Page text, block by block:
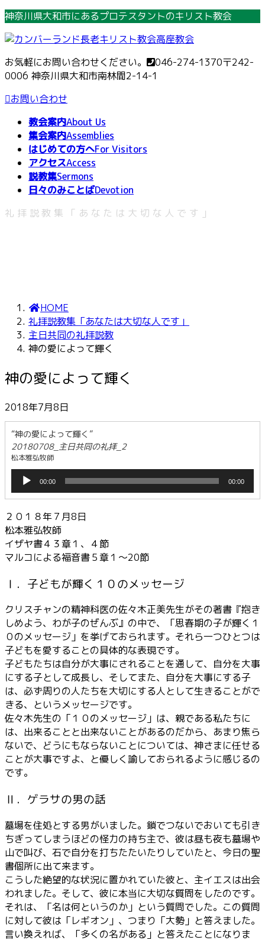
コ
テ
ン
ツ
へ
ス
ナ
ゲ
ー
シ
ョ
ン
神奈川県大和市にあるプロテスタントのキリスト教会
お気軽にお問い合わせください。 046-274-1370〒242-
0006 神奈川県大和市南林間2-14-1
お問い合わせ
教会案内About Us
集会案内Assemblies
はじめての方へFor Visitors
アクセスAccess
説教集Sermons
日々のみことばDevotion
礼拝説教集「あなたは大切な人です」
HOME
礼拝説教集「あなたは大切な人です」
主日共同の礼拝説教
神の愛によって輝く
神の愛によって輝く
2018年7月8日
“神の愛によって輝く”
20180708_主日共同の礼拝_2
松本雅弘牧師
プ
レ
ー
ヤ
ー
00:00 00:00
２０１８年７月8日
松本雅弘牧師
イザヤ書４３章１、４節
マルコによる福音書５章１～20節
Ⅰ．子どもが輝く１０のメッセージ
クリスチャンの精神科医の佐々木正美先生がその著書『抱き
しめよう、わが子のぜんぶ』の中で、「思春期の子が輝く１
０のメッセージ」を挙げておられます。それら一つひとつは
子どもを愛することの具体的な表現です。
子どもたちは自分が大事にされることを通して、自分を大事
にする子として成長し、そしてまた、自分を大事にする子
は、必ず周りの人たちを大切にする人として生きることがで
きる、というメッセージです。
佐々木先生の「１０のメッセージ」は、親である私たちに
は、出来ることと出来ないことがあるのだから、あまり焦ら
ないで、どうにもならないことについては、神さまに任せる
ことが大事ですよ、と優しく諭しておられるように感じるの
です。
Ⅱ．ゲラサの男の話
墓場を住処とする男がいました。鎖でつないでおいても引き
ちぎってしまうほどの怪力の持ち主で、彼は昼も夜も墓場や
山で叫び、石で自分を打ちたたいたりしていたと、今日の聖
書個所に出て来ます。
こうした絶望的な状況に置かれていた彼と、主イエスは出会
われました。そして、彼に本当に大切な質問をしたのです。
それは、「名は何というのか」という質問でした。この質問
に対して彼は「レギオン」、つまり「大勢」と答えました。
言い換えれば、「多くの名がある」と答えたことになりま